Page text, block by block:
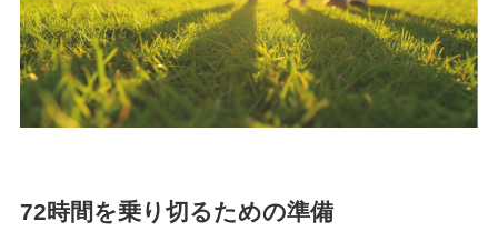
72時間を乗り切るための準備